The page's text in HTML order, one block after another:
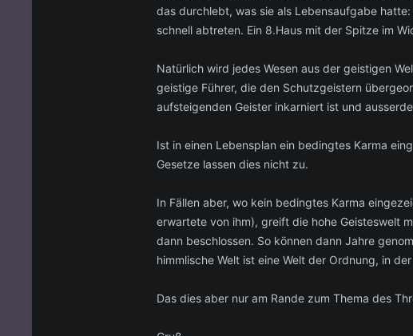
das durchlebt, was sie als Lebensaufgabe
schnell abtreten. Ein 8.Haus mit der Spitze im
Natürlich wird jedes Wesen aus der geistigen
geistige Führer, die den Schutzgeistern
aufsteigenden Geister inkarniert ist und
Ist in einen Lebensplan ein bedingtes Karma
Gesetze lassen dies nicht zu.
In Fällen aber, wo kein bedingtes Karma
erwartete von ihm), greift die hohe Geisteswelt
dann beschlossen. So können dann Jahre
himmlische Welt ist eine Welt der Ordnung, in
Das dies aber nur am Rande zum Thema des